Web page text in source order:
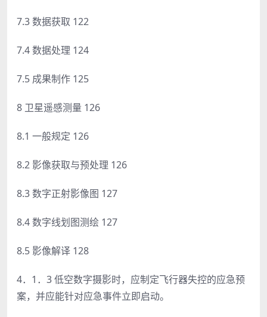
7.3 数据获取 122
7.4 数据处理 124
7.5 成果制作 125
8 卫星遥感测量 126
8.1 一般规定 126
8.2 影像获取与预处理 126
8.3 数字正射影像图 127
8.4 数字线划图测绘 127
8.5 影像解译 128
4．1．3 低空数字摄影时，应制定飞行器失控的应急预
案，并应能针对应急事件立即启动。